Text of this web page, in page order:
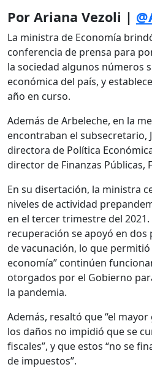
Por Ariana Vezoli |
La ministra de Economía
conferencia de prensa para
la sociedad algunos números
económica del país, y
año en curso.
Además de Arbeleche, en la
encontraban el subsecretario,
directora de Política
director de Finanzas Públicas,
En su disertación, la ministra
niveles de actividad
en el tercer trimestre del
recuperación se apoyó en dos
de vacunación, lo que
economía” continúen
otorgados por el Gobierno
la pandemia.
Además, resaltó que “el
los daños no impidió que se
fiscales”, y que estos “no se
de impuestos”.